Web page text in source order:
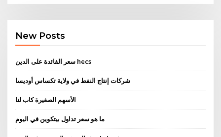
New Posts
سعر الفائدة على الدين hecs
شركات إنتاج النفط في ولاية تكساس أوديسا
الأسهم الصغيرة كاب لنا
ما هو سعر تداول بيتكوين في اليوم